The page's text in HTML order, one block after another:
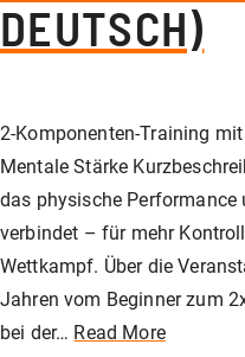
Unser Shop
Management
Jagd
Faustfeuerwaffen
GLOCK Training
Flinten-Training
Vorbereitung auf
GLOCK
Kurse:
Kurse: IPSC
Kurse:
DEUTSCH)
2-Komponenten-Training
Mentale Stärke
das physische
verbindet – für mehr
Wettkampf. Über die
Jahren vom Beginner zum
bei der… Read More